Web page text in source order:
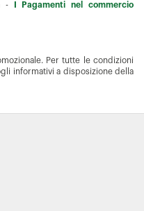
-
I Pagamenti nel commercio
Per tutte le condizioni
informativi a disposizione della